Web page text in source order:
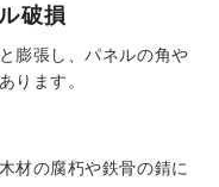
破損
膨張し、パネルの角や
ります。
材の腐朽や鉄骨の錆に